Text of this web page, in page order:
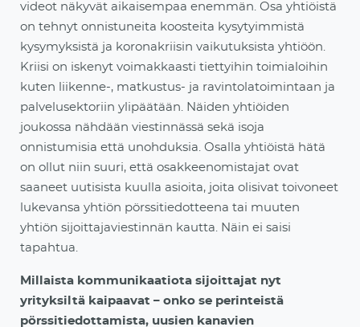
videot näkyvät aikaisempaa enemmän. Osa yhtiöistä
on tehnyt onnistuneita koosteita kysytyimmistä
kysymyksistä ja koronakriisin vaikutuksista yhtiöön.
Kriisi on iskenyt voimakkaasti tiettyihin toimialoihin
kuten liikenne-, matkustus- ja ravintolatoimintaan ja
palvelusektoriin ylipäätään. Näiden yhtiöiden
joukossa nähdään viestinnässä sekä isoja
onnistumisia että unohduksia. Osalla yhtiöistä hätä
on ollut niin suuri, että osakkeenomistajat ovat
saaneet uutisista kuulla asioita, joita olisivat toivoneet
lukevansa yhtiön pörssitiedotteena tai muuten
yhtiön sijoittajaviestinnän kautta. Näin ei saisi
tapahtua.
Millaista kommunikaatiota sijoittajat nyt
yrityksiltä kaipaavat – onko se perinteistä
pörssitiedottamista, uusien kanavien